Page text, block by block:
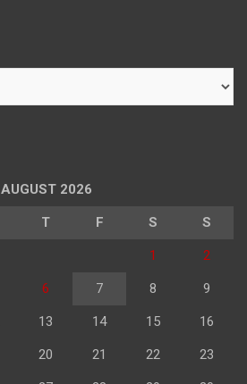
AUGUST 2026
T F S S
1 2
6 7 8 9
13 14 15 16
20 21 22 23